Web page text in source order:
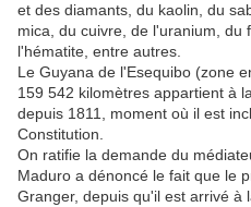
et des diamants, du kaolin, du
mica, du cuivre, de l'uranium, du
l'hématite, entre autres.
Le Guyana de l'Esequibo (zone
159 542 kilomètres appartient à
depuis 1811, moment où il est
Constitution.
On ratifie la demande du
Maduro a dénoncé le fait que le
Granger, depuis qu'il est arrivé à